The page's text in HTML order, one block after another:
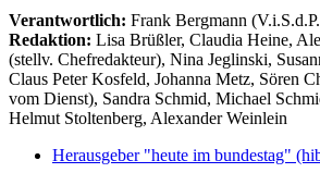
Verantwortlich: Frank Bergmann
Redaktion: Lisa Brüßler, Claudia Heine,
(stellv. Chefredakteur), Nina Jeglinski,
Claus Peter Kosfeld, Johanna Metz, Sören
vom Dienst), Sandra Schmid, Michael
Helmut Stoltenberg, Alexander Weinlein
Herausgeber "heute im bundestag"